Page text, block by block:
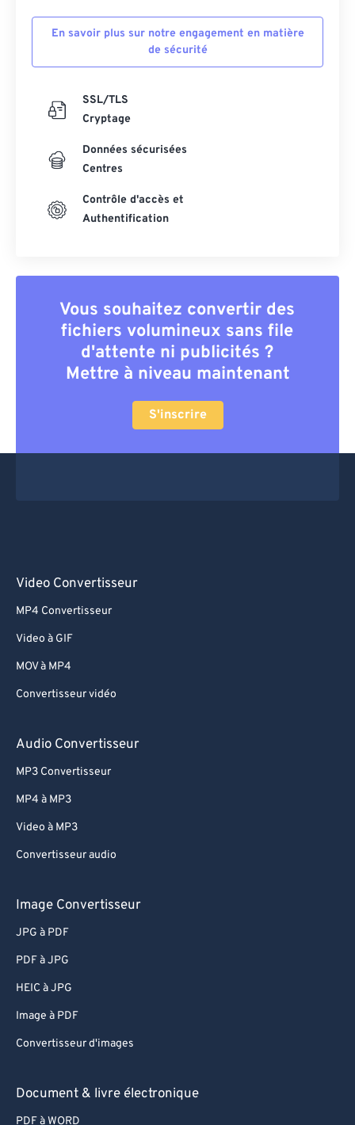
En savoir plus sur notre engagement en matière
de sécurité
SSL/TLS
Cryptage
Données sécurisées
Centres
Contrôle d'accès et
Authentification
Vous souhaitez convertir des
fichiers volumineux sans file
d'attente ni publicités ?
Mettre à niveau maintenant
S'inscrire
Video Convertisseur
MP4 Convertisseur
Video à GIF
MOV à MP4
Convertisseur vidéo
Audio Convertisseur
MP3 Convertisseur
MP4 à MP3
Video à MP3
Convertisseur audio
Image Convertisseur
JPG à PDF
PDF à JPG
HEIC à JPG
Image à PDF
Convertisseur d'images
Document & livre électronique
PDF à WORD